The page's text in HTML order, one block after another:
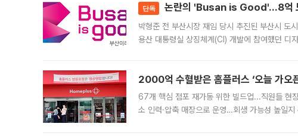
단독 논란의 'Busan is Good'…8억
박형준 전 부산시장 재임 당시 추진된 부산시 도
용산 대통령실 상징체계(CI) 개발에 참여했던 디
2000억 수혈받은 홈플러스 ‘오늘 가오
67개 핵심 점포 재가동 위한 빌드업...직원들 현
소 인력·압축 매장으로 운영…회생 가능성 높일